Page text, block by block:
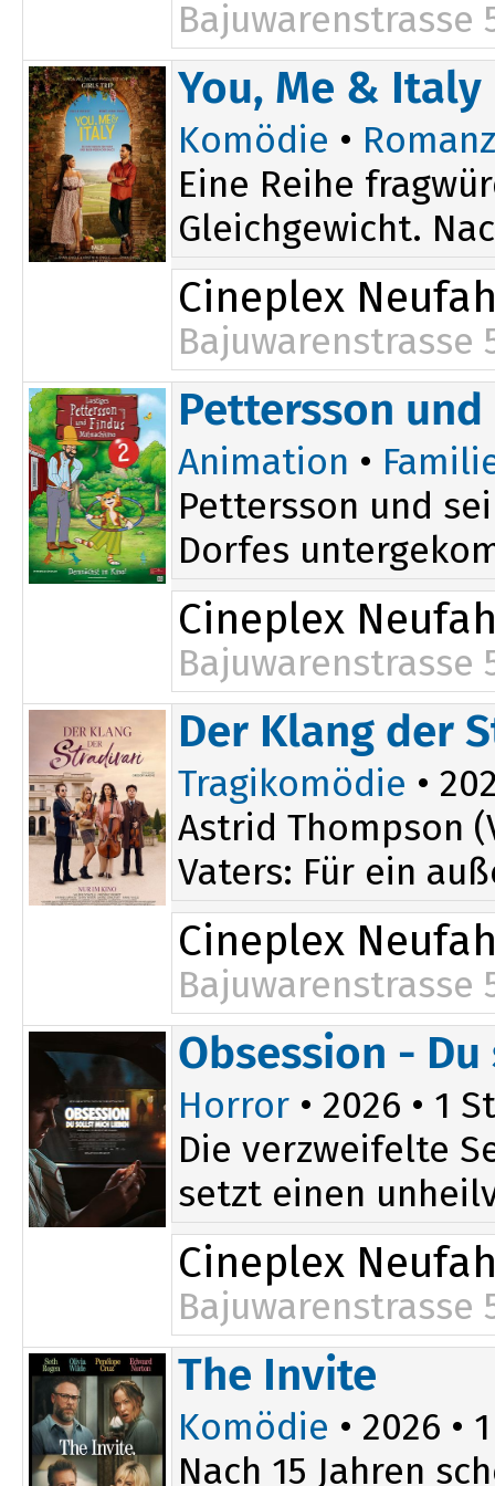
Bajuwarenstrasse
You, Me & Italy
Komödie •
Eine Reihe
Gleichgewicht.
Cineplex
Bajuwarenstrasse
17:05
19:40
Pettersson
Animation •
Pettersson und
Dorfes
Cineplex
Bajuwarenstrasse
14:55
Der Klang der
Tragikomödie •
Astrid Thompson
Vaters: Für ein
Cineplex
Bajuwarenstrasse
17:40
Obsession -
Horror • 2026 • 1
Die verzweifelte
setzt einen
Cineplex
Bajuwarenstrasse
20:00
The Invite
Komödie • 2026 •
Nach 15 Jahren